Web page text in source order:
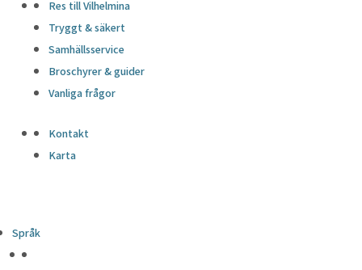
Res till Vilhelmina
Tryggt & säkert
Samhällsservice
Broschyrer & guider
Vanliga frågor
Kontakt
Karta
Språk